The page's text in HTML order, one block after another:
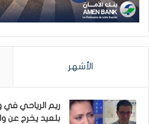
الأشهر
ريم الرياحي
بلعيد يخرج عن